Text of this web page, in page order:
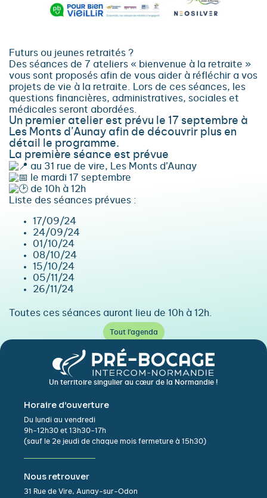
Futurs ou jeunes retraités ?
Des séances de 7 ateliers « bienvenue à la retraite »
vous sont proposés afin de vous aider à réfléchir a vos
projets de vie à la retraite. Lors de ces séances, les
questions financières, administratives, sociales et
médicales seront abordées.
Un premier atelier est prévu le 17 septembre à
Les Monts d’Aunay afin de découvrir plus en
détail le programme.
La première séance est prévue
au 31 rue de vire, Les Monts d’Aunay
le mardi 17 septembre
de 10h à 12h
Liste des séances prévues :
17/09/24
24/09/24
01/10/24
08/10/24
15/10/24
05/11/24
26/11/24
Toutes ces séances auront lieu de 10h à 12h.
Tout l'agenda
Un territoire singulier au cœur de la Normandie !
Horaire d’ouverture
Du lundi au vendredi
9h-12h30 et 13h30-17h
(sauf le 2e jeudi de chaque mois fermeture à 15h30)
Nous retrouver
31 Rue de Vire, Aunay-sur-Odon